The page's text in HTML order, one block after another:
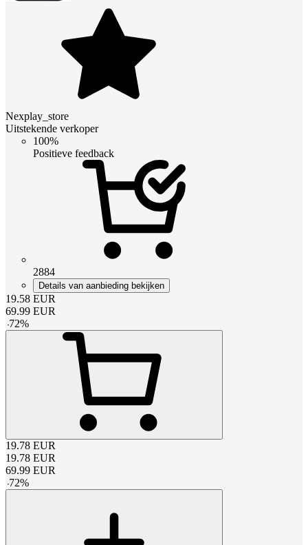
Nexplay_store
Uitstekende verkoper
100%
Positieve feedback
2884
Details van aanbieding bekijken
19.58 EUR
69.99 EUR
-72%
19.78 EUR
19.78 EUR
69.99 EUR
-72%